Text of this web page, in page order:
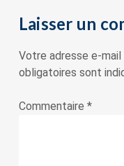
Laisser un
Votre adresse e-mail
obligatoires sont
Commentaire *